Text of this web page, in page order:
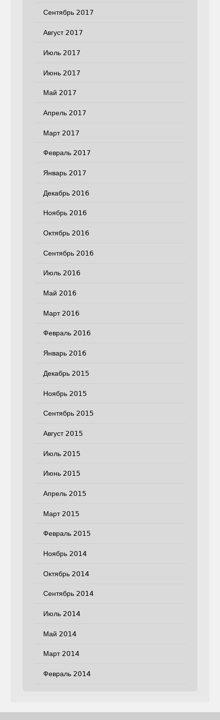
Сентябрь 2017
Август 2017
Июль 2017
Июнь 2017
Май 2017
Апрель 2017
Март 2017
Февраль 2017
Январь 2017
Декабрь 2016
Ноябрь 2016
Октябрь 2016
Сентябрь 2016
Июль 2016
Май 2016
Март 2016
Февраль 2016
Январь 2016
Декабрь 2015
Ноябрь 2015
Сентябрь 2015
Август 2015
Июль 2015
Июнь 2015
Апрель 2015
Март 2015
Февраль 2015
Ноябрь 2014
Октябрь 2014
Сентябрь 2014
Июль 2014
Май 2014
Март 2014
Февраль 2014